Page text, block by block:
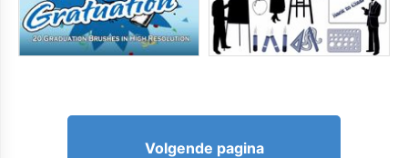
Volgende pagina